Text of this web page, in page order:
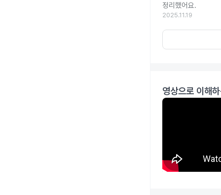
정리했어요.
2025.11.19
영상으로 이해